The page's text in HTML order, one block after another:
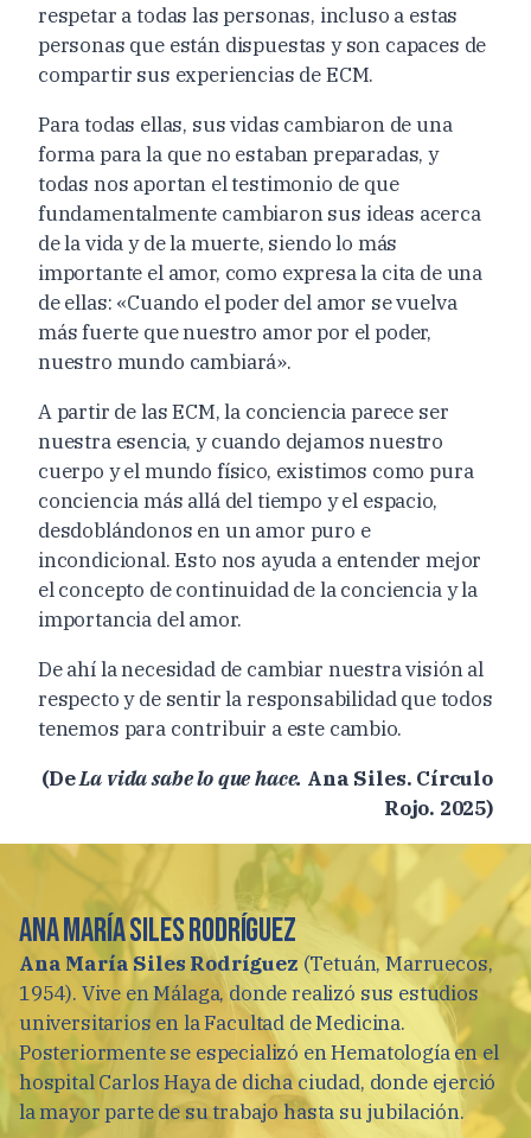
respetar a todas las personas, incluso a estas
personas que están dispuestas y son capaces de
compartir sus experiencias de ECM.
Para todas ellas, sus vidas cambiaron de una
forma para la que no estaban preparadas, y
todas nos aportan el testimonio de que
fundamentalmente cambiaron sus ideas acerca
de la vida y de la muerte, siendo lo más
importante el amor, como expresa la cita de una
de ellas: «Cuando el poder del amor se vuelva
más fuerte que nuestro amor por el poder,
nuestro mundo cambiará».
A partir de las ECM, la conciencia parece ser
nuestra esencia, y cuando dejamos nuestro
cuerpo y el mundo físico, existimos como pura
conciencia más allá del tiempo y el espacio,
desdoblándonos en un amor puro e
incondicional. Esto nos ayuda a entender mejor
el concepto de continuidad de la conciencia y la
importancia del amor.
De ahí la necesidad de cambiar nuestra visión al
respecto y de sentir la responsabilidad que todos
tenemos para contribuir a este cambio.
(DeLa vida sabe lo que hace. Ana Siles. Círculo
Rojo. 2025)
Ana María Siles Rodríguez
Ana María Siles Rodríguez (Tetuán, Marruecos,
1954). Vive en Málaga, donde realizó sus estudios
universitarios en la Facultad de Medicina.
Posteriormente se especializó en Hematología en el
hospital Carlos Haya de dicha ciudad, donde ejerció
la mayor parte de su trabajo hasta su jubilación.